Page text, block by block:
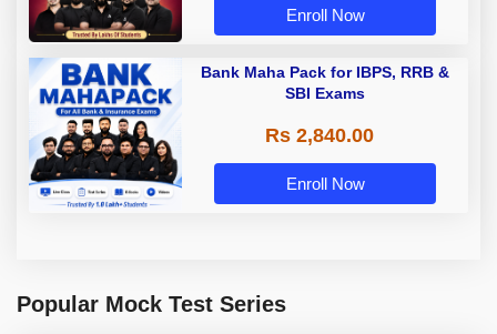
Enroll Now
Bank Maha Pack for IBPS, RRB &
SBI Exams
Rs 2,840.00
Enroll Now
Popular Mock Test Series